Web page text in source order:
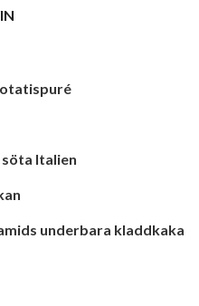
Italien
underbara kladdkaka